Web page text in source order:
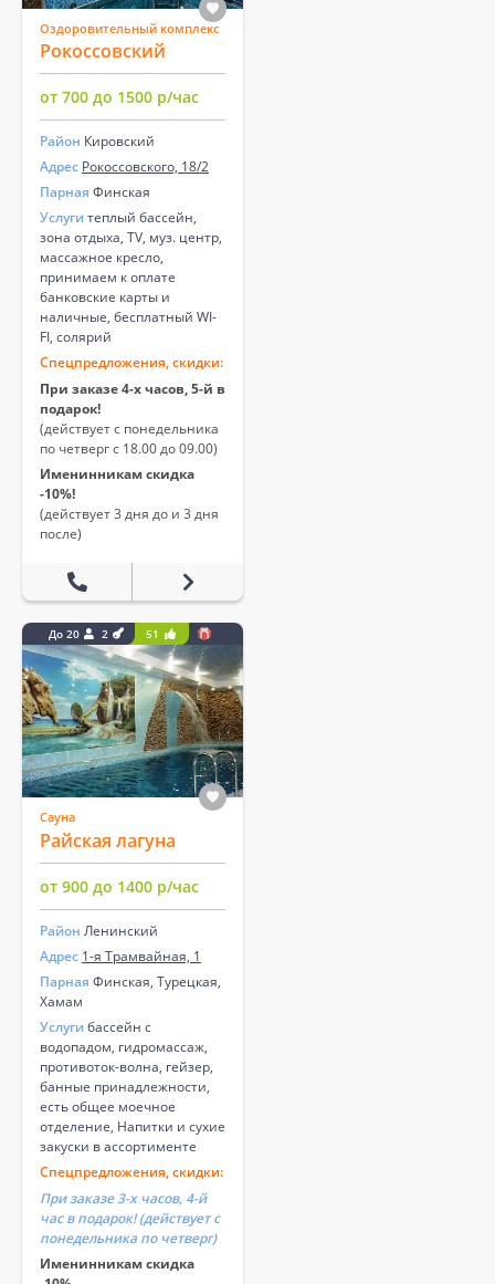
Оздоровительный комплекс
Рокоссовский
от 700 до 1500 р/час
Район Кировский
Адрес Рокоссовского, 18/2
Парная Финская
Услуги теплый бассейн,
зона отдыха, TV, муз. центр,
массажное кресло,
принимаем к оплате
банковские карты и
наличные, бесплатный WI-
FI, солярий
Спецпредложения, скидки:
При заказе 4-х часов, 5-й в
подарок!
(действует с понедельника
по четверг с 18.00 до 09.00)
Именинникам скидка
-10%!
(действует 3 дня до и 3 дня
после)
До 20 2 51
Сауна
Райская лагуна
от 900 до 1400 р/час
Район Ленинский
Адрес 1-я Трамвайная, 1
Парная Финская, Турецкая,
Хамам
Услуги бассейн с
водопадом, гидромассаж,
противоток-волна, гейзер,
банные принадлежности,
есть общее моечное
отделение, Напитки и сухие
закуски в ассортименте
Спецпредложения, скидки:
При заказе 3-х часов, 4-й
час в подарок! (действует с
понедельника по четверг)
Именинникам скидка